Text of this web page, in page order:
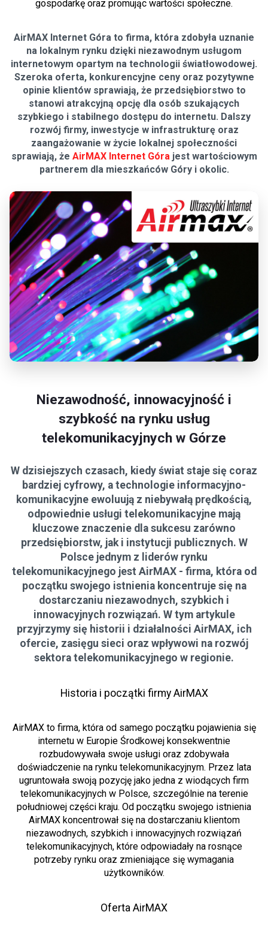
gospodarkę oraz promując wartości społeczne.
AirMAX Internet Góra to firma, która zdobyła uznanie
na lokalnym rynku dzięki niezawodnym usługom
internetowym opartym na technologii światłowodowej.
Szeroka oferta, konkurencyjne ceny oraz pozytywne
opinie klientów sprawiają, że przedsiębiorstwo to
stanowi atrakcyjną opcję dla osób szukających
szybkiego i stabilnego dostępu do internetu. Dalszy
rozwój firmy, inwestycje w infrastrukturę oraz
zaangażowanie w życie lokalnej społeczności
sprawiają, że AirMAX Internet Górajest wartościowym
partnerem dla mieszkańców Góry i okolic.
Niezawodność, innowacyjność i
szybkość na rynku usług
telekomunikacyjnych w Górze
W dzisiejszych czasach, kiedy świat staje się coraz
bardziej cyfrowy, a technologie informacyjno-
komunikacyjne ewoluują z niebywałą prędkością,
odpowiednie usługi telekomunikacyjne mają
kluczowe znaczenie dla sukcesu zarówno
przedsiębiorstw, jak i instytucji publicznych. W
Polsce jednym z liderów rynku
telekomunikacyjnego jest AirMAX - firma, która od
początku swojego istnienia koncentruje się na
dostarczaniu niezawodnych, szybkich i
innowacyjnych rozwiązań. W tym artykule
przyjrzymy się historii i działalności AirMAX, ich
ofercie, zasięgu sieci oraz wpływowi na rozwój
sektora telekomunikacyjnego w regionie.
Historia i początki firmy AirMAX
AirMAX to firma, która od samego początku pojawienia się
internetu w Europie Środkowej konsekwentnie
rozbudowywała swoje usługi oraz zdobywała
doświadczenie na rynku telekomunikacyjnym. Przez lata
ugruntowała swoją pozycję jako jedna z wiodących firm
telekomunikacyjnych w Polsce, szczególnie na terenie
południowej części kraju. Od początku swojego istnienia
AirMAX koncentrował się na dostarczaniu klientom
niezawodnych, szybkich i innowacyjnych rozwiązań
telekomunikacyjnych, które odpowiadały na rosnące
potrzeby rynku oraz zmieniające się wymagania
użytkowników.
Oferta AirMAX